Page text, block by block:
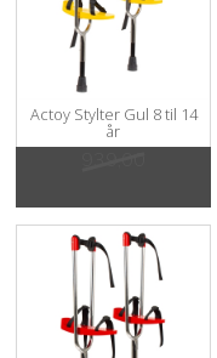
Actoy Stylter Gul 8 til 14
år